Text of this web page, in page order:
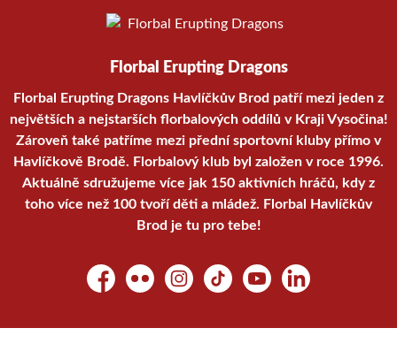
Florbal Erupting Dragons
Florbal Erupting Dragons Havlíčkův Brod patří mezi jeden z
největších a nejstarších florbalových oddílů v Kraji Vysočina!
Zároveň také patříme mezi přední sportovní kluby přímo v
Havlíčkově Brodě. Florbalový klub byl založen v roce 1996.
Aktuálně sdružujeme více jak 150 aktivních hráčů, kdy z
toho více než 100 tvoří děti a mládež. Florbal Havlíčkův
Brod je tu pro tebe!
FacebookFlickr Instagram
TikTok YouTubeLinkedIn